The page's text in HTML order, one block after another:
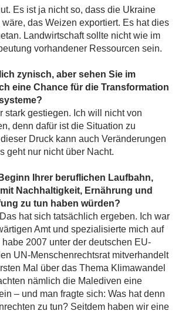
Es ist ja nicht so, dass die Ukraine
das Weizen exportiert. Es hat dies
Landwirtschaft sollte nicht wie im
vorhandener Ressourcen sein.
zynisch, aber sehen Sie im
eine Chance für die Transformation
stark gestiegen. Ich will nicht von
denn dafür ist die Situation zu
Druck kann auch Veränderungen
geht nur nicht über Nacht.
Ihrer beruflichen Laufbahn,
Nachhaltigkeit, Ernährung und
zu tun haben würden?
hat sich tatsächlich ergeben. Ich war
Amt und spezialisierte mich auf
habe 2007 unter der deutschen EU-
UN-Menschenrechtsrat mitverhandelt
Mal über das Thema Klimawandel
nämlich die Malediven eine
– und man fragte sich: Was hat denn
zu tun? Seitdem haben wir eine